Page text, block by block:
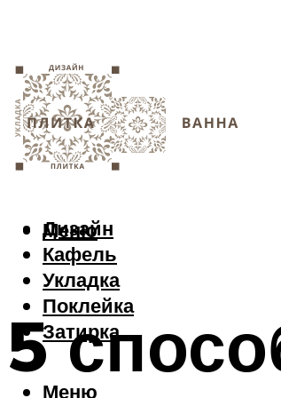
Дизайн
Кафель
Укладка
Поклейка
Затирка
Меню
Меню
5